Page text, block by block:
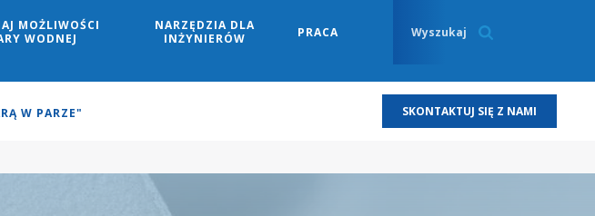
MOŻLIWOŚCI
WODNEJ
NARZĘDZIA DLA
INŻYNIERÓW
PRACA
Search
W PARZE" SKONTAKTUJ SIĘ Z NAMI